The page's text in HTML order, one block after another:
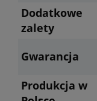
Dodatkowe
zalety
Gwarancja
Produkcja w